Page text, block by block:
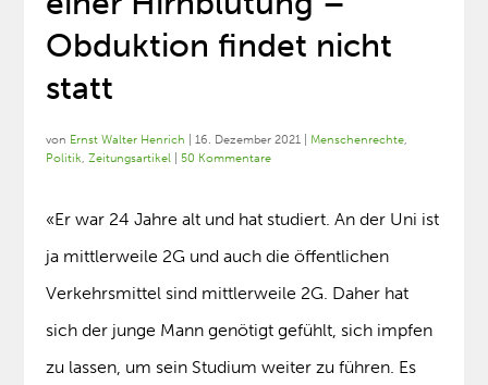
Obduktion findet nicht
statt
von Ernst Walter Henrich |16. Dezember 2021 Menschenrechte,
Politik,Zeitungsartikel |50 Kommentare
«Er war 24 Jahre alt und hat studiert. An der Uni ist
ja mittlerweile 2G und auch die öffentlichen
Verkehrsmittel sind mittlerweile 2G. Daher hat
sich der junge Mann genötigt gefühlt, sich impfen
zu lassen, um sein Studium weiter zu führen. Es